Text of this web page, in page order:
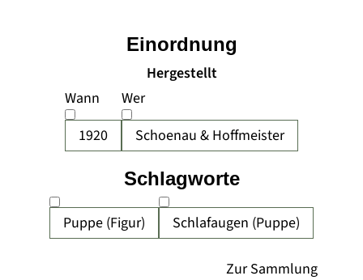
Hergestellt
Wann
1920
Wer
Schoenau & Hoffmeister
Puppe (Figur) Schlafaugen (Puppe)
Einordnung
Schlagworte